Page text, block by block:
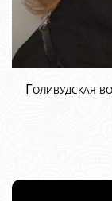
Голивудская